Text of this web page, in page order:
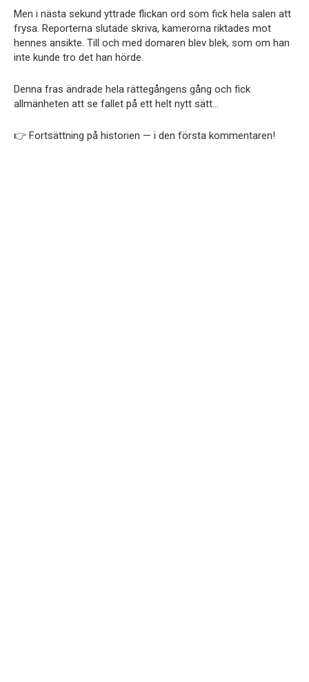
Men i nästa sekund yttrade flickan ord som fick hela salen att
frysa. Reporterna slutade skriva, kamerorna riktades mot
hennes ansikte. Till och med domaren blev blek, som om han
inte kunde tro det han hörde.
Denna fras ändrade hela rättegångens gång och fick
allmänheten att se fallet på ett helt nytt sätt…
👉 Fortsättning på historien — i den första kommentaren!